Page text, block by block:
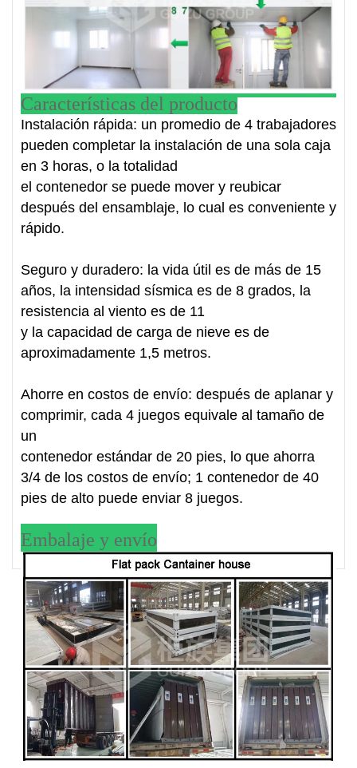
Características del producto
Instalación rápida: un promedio de 4 trabajadores
pueden completar la instalación de una sola caja
en 3 horas, o la totalidad
el contenedor se puede mover y reubicar
después del ensamblaje, lo cual es conveniente y
rápido.
Seguro y duradero: la vida útil es de más de 15
años, la intensidad sísmica es de 8 grados, la
resistencia al viento es de 11
y la capacidad de carga de nieve es de
aproximadamente 1,5 metros.
Ahorre en costos de envío: después de aplanar y
comprimir, cada 4 juegos equivale al tamaño de
un
contenedor estándar de 20 pies, lo que ahorra
3/4 de los costos de envío; 1 contenedor de 40
pies de alto puede enviar 8 juegos.
Embalaje y envío